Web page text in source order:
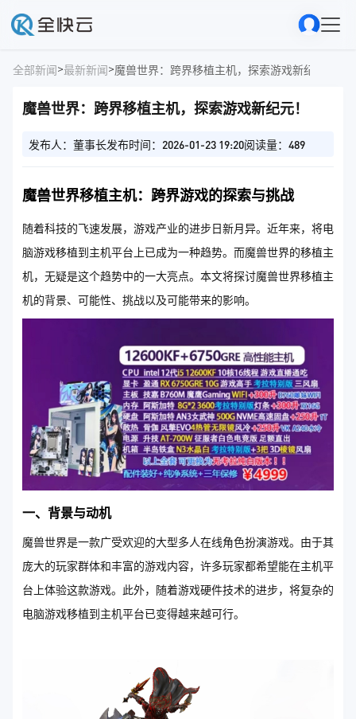
全部新闻>最新新闻>魔兽世界：跨界移植主机，探索游戏新纪元！
魔兽世界：跨界移植主机，探索游戏新纪元！
发布人：董事长发布时间：2026-01-23 19:20阅读量：489
魔兽世界移植主机：跨界游戏的探索与挑战
随着科技的飞速发展，游戏产业的进步日新月异。近年来，将电
脑游戏移植到主机平台上已成为一种趋势。而魔兽世界的移植主
机，无疑是这个趋势中的一大亮点。本文将探讨魔兽世界移植主
机的背景、可能性、挑战以及可能带来的影响。
一、背景与动机
魔兽世界是一款广受欢迎的大型多人在线角色扮演游戏。由于其
庞大的玩家群体和丰富的游戏内容，许多玩家都希望能在主机平
台上体验这款游戏。此外，随着游戏硬件技术的进步，将复杂的
电脑游戏移植到主机平台已变得越来越可行。